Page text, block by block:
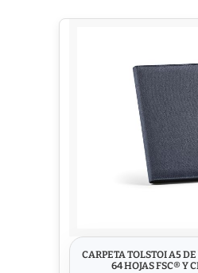
CARPETA TOLSTOI A5
64 HOJAS FSC® Y